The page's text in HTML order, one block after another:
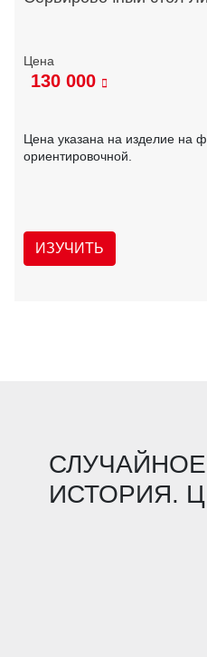
130 000
Цена указана на изделие на
ориентировочной.
ИЗУЧИТЬ
ИСТОРИЯ.